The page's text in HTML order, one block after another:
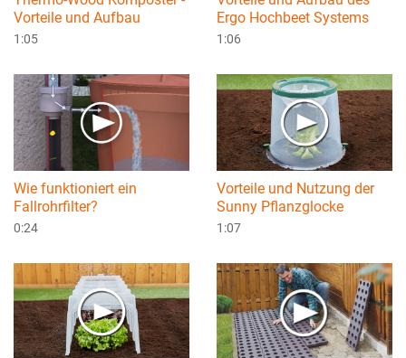
Vorteile und Aufbau
1:05
Ergo Hochbeet Systems
1:06
Wie funktioniert ein
Fallrohrfilter?
0:24
Vorteile und Nutzung der
Sunny Pflanzglocke
1:07